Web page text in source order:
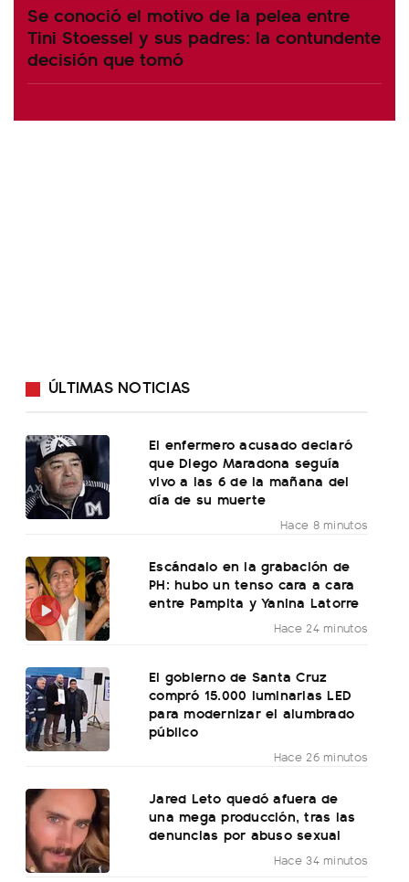
Se conoció el motivo de la pelea entre
Tini Stoessel y sus padres: la contundente
decisión que tomó
ÚLTIMAS NOTICIAS
El enfermero acusado declaró
que Diego Maradona seguía
vivo a las 6 de la mañana del
día de su muerte
Hace 8 minutos
Escándalo en la grabación de
PH: hubo un tenso cara a cara
entre Pampita y Yanina Latorre
Hace 24 minutos
El gobierno de Santa Cruz
compró 15.000 luminarias LED
para modernizar el alumbrado
público
Hace 26 minutos
Jared Leto quedó afuera de
una mega producción, tras las
denuncias por abuso sexual
Hace 34 minutos